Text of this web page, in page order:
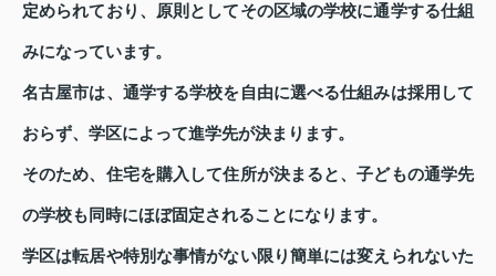
定められており、原則としてその区域の学校に通学する仕組
みになっています。
名古屋市は、通学する学校を自由に選べる仕組みは採用して
おらず、学区によって進学先が決まります。
そのため、住宅を購入して住所が決まると、子どもの通学先
の学校も同時にほぼ固定されることになります。
学区は転居や特別な事情がない限り簡単には変えられないた